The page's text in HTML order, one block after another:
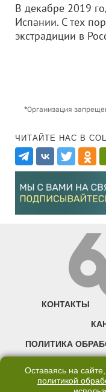
В декабре 2019
Испании. С тех
экстрадиции в
*Организация
ЧИТАЙТЕ НАС В
КОНТАКТЫ
ПОЛИТИКА
Оставаясь на
политикой